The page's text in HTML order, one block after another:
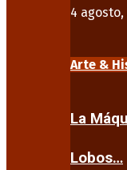
4 agosto,
Arte &
La
Lobos…